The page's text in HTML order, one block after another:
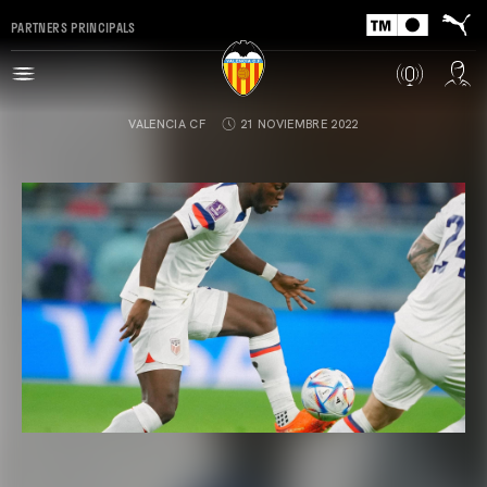
PARTNERS PRINCIPALS
VALENCIA CF 21 NOVIEMBRE 2022